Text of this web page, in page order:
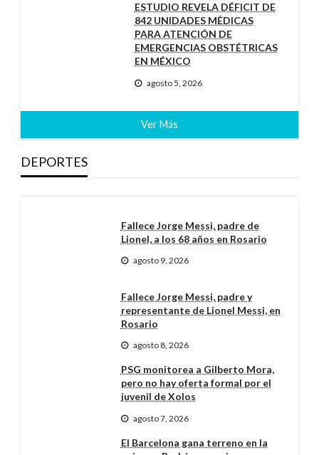
ESTUDIO REVELA DÉFICIT DE
842 UNIDADES MÉDICAS
PARA ATENCIÓN DE
EMERGENCIAS OBSTÉTRICAS
EN MÉXICO
agosto 5, 2026
Ver Más
DEPORTES
Fallece Jorge Messi, padre de
Lionel, a los 68 años en Rosario
agosto 9, 2026
Fallece Jorge Messi, padre y
representante de Lionel Messi, en
Rosario
agosto 8, 2026
PSG monitorea a Gilberto Mora,
pero no hay oferta formal por el
juvenil de Xolos
agosto 7, 2026
El Barcelona gana terreno en la